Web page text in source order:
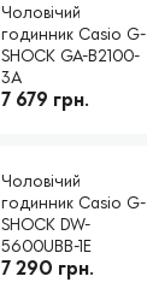
Чоловічий
годинник Casio G-
SHOCK GA-B2100-
3A
7 679 грн.
Чоловічий
годинник Casio G-
SHOCK DW-
5600UBB-1E
7 290 грн.